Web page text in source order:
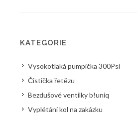
KATEGORIE
Vysokotlaká pumpička 300Psi
Čistička řetězu
Bezdušové ventilky b!uniq
Vyplétání kol na zakázku